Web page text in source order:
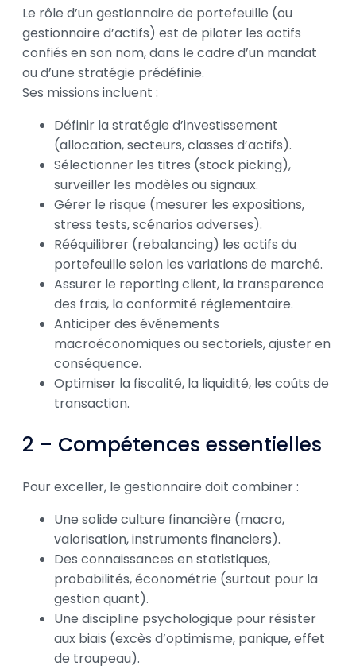
Le rôle d’un gestionnaire de portefeuille (ou
gestionnaire d’actifs) est de piloter les actifs
confiés en son nom, dans le cadre d’un mandat
ou d’une stratégie prédéfinie.
Ses missions incluent :
Définir la stratégie d’investissement
(allocation, secteurs, classes d’actifs).
Sélectionner les titres (stock picking),
surveiller les modèles ou signaux.
Gérer le risque (mesurer les expositions,
stress tests, scénarios adverses).
Rééquilibrer (rebalancing) les actifs du
portefeuille selon les variations de marché.
Assurer le reporting client, la transparence
des frais, la conformité réglementaire.
Anticiper des événements
macroéconomiques ou sectoriels, ajuster en
conséquence.
Optimiser la fiscalité, la liquidité, les coûts de
transaction.
2 – Compétences essentielles
Pour exceller, le gestionnaire doit combiner :
Une solide culture financière (macro,
valorisation, instruments financiers).
Des connaissances en statistiques,
probabilités, économétrie (surtout pour la
gestion quant).
Une discipline psychologique pour résister
aux biais (excès d’optimisme, panique, effet
de troupeau).